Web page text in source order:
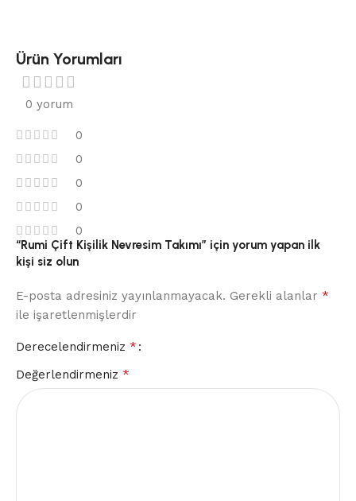
Ürün Yorumları
0 yorum
0
0
0
0
0
“Rumi Çift Kişilik Nevresim Takımı” için yorum yapan ilk
kişi siz olun
E-posta adresiniz yayınlanmayacak. Gerekli alanlar *
ile işaretlenmişlerdir
Derecelendirmeniz *
Değerlendirmeniz *